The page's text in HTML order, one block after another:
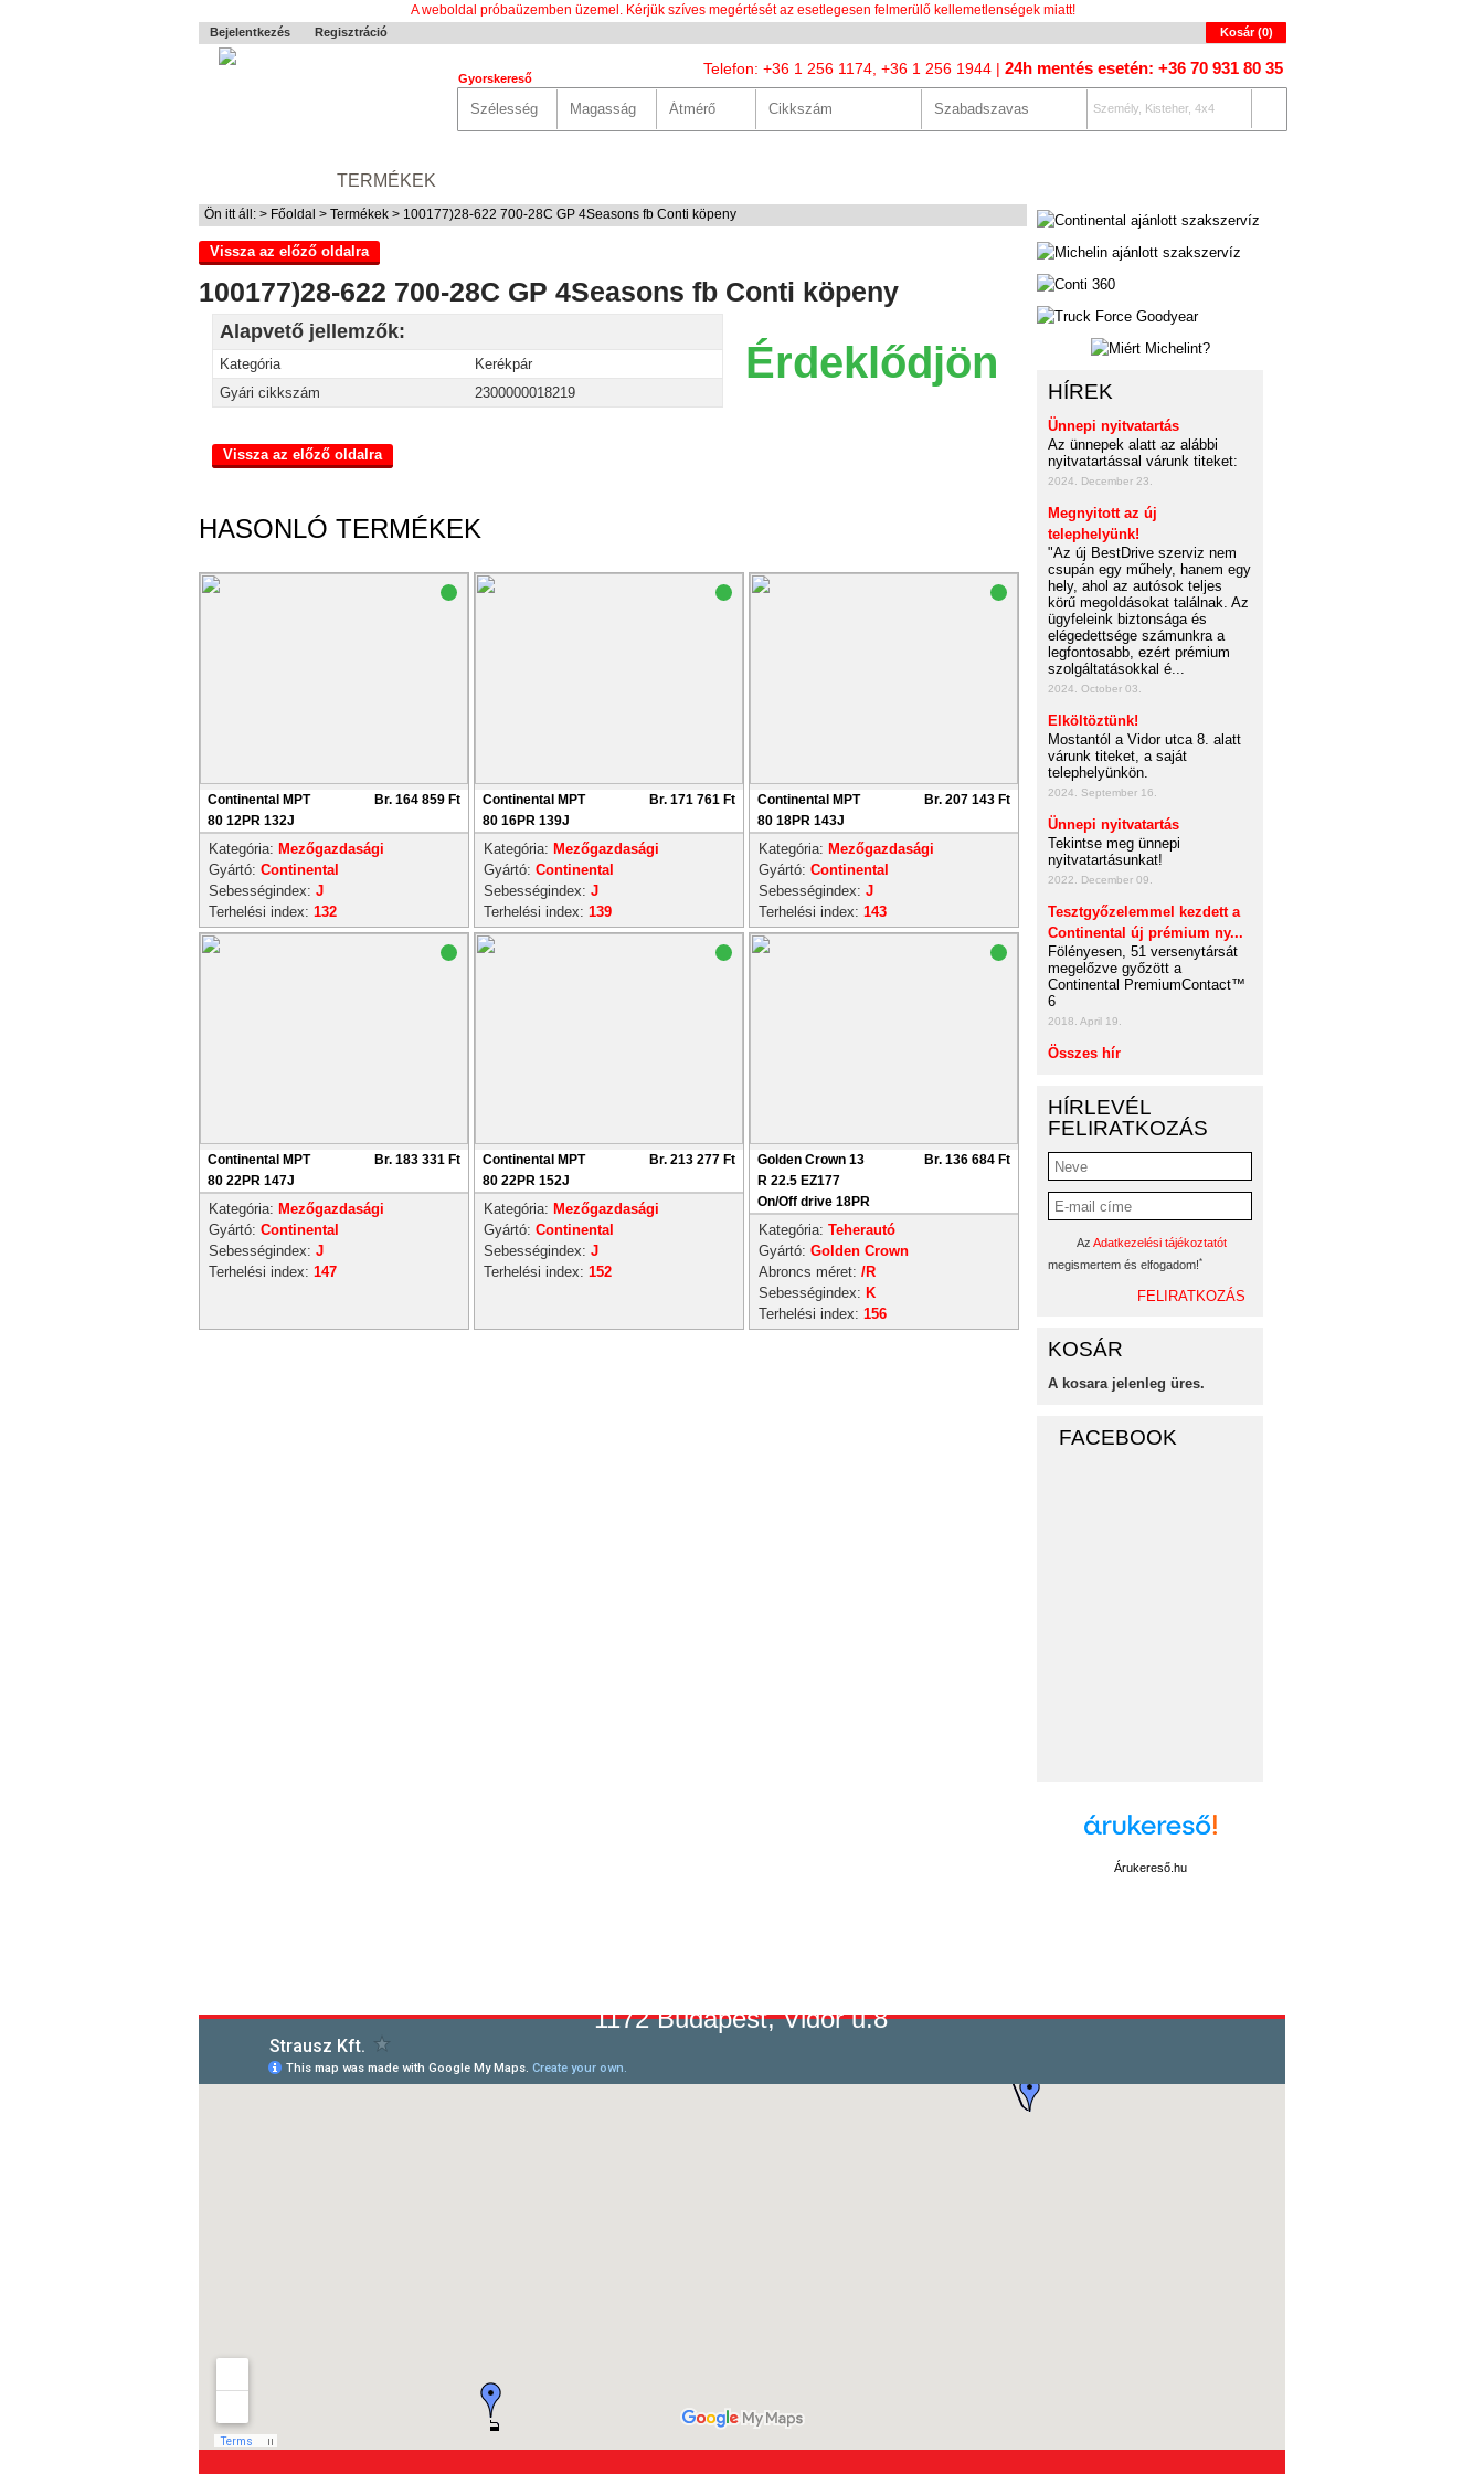
A weboldal próbaüzemben üzemel. Kérjük szíves megértését az esetlegesen felmerülő kellemetlenségek miatt!
Bejelentkezés Regisztráció Kosár (0)
Telefon: +36 1 256 1174, +36 1 256 1944 | 24h mentés esetén: +36 70 931 80 35
Gyorskereső
Személy, Kisteher, 4x4
TERMÉKEK
Ön itt áll: > Főoldal > Termékek > 100177)28-622 700-28C GP 4Seasons fb Conti köpeny
Vissza az előző oldalra
100177)28-622 700-28C GP 4Seasons fb Conti köpeny
Alapvető jellemzők:
Kategória
Kerékpár
Gyári cikkszám
2300000018219
Vissza az előző oldalra
Érdeklődjön
HASONLÓ TERMÉKEK
Continental MPT
80 12PR 132J
Br. 164 859 Ft
Kategória: Mezőgazdasági
Gyártó: Continental
Sebességindex: J
Terhelési index: 132
Continental MPT
80 16PR 139J
Br. 171 761 Ft
Kategória: Mezőgazdasági
Gyártó: Continental
Sebességindex: J
Terhelési index: 139
Continental MPT
80 18PR 143J
Br. 207 143 Ft
Kategória: Mezőgazdasági
Gyártó: Continental
Sebességindex: J
Terhelési index: 143
Continental MPT
80 22PR 147J
Br. 183 331 Ft
Kategória: Mezőgazdasági
Gyártó: Continental
Sebességindex: J
Terhelési index: 147
Continental MPT
80 22PR 152J
Br. 213 277 Ft
Kategória: Mezőgazdasági
Gyártó: Continental
Sebességindex: J
Terhelési index: 152
Golden Crown 13
R 22.5 EZ177
On/Off drive 18PR
Br. 136 684 Ft
Kategória: Teherautó
Gyártó: Golden Crown
Abroncs méret: /R
Sebességindex: K
Terhelési index: 156
HÍREK
Ünnepi nyitvatartás
Az ünnepek alatt az alábbi
nyitvatartással várunk titeket:
2024. December 23.
Megnyitott az új
telephelyünk!
"Az új BestDrive szerviz nem
csupán egy műhely, hanem egy
hely, ahol az autósok teljes
körű megoldásokat találnak. Az
ügyfeleink biztonsága és
elégedettsége számunkra a
legfontosabb, ezért prémium
szolgáltatásokkal é...
2024. October 03.
Elköltöztünk!
Mostantól a Vidor utca 8. alatt
várunk titeket, a saját
telephelyünkön.
2024. September 16.
Ünnepi nyitvatartás
Tekintse meg ünnepi
nyitvatartásunkat!
2022. December 09.
Tesztgyőzelemmel kezdett a
Continental új prémium ny...
Fölényesen, 51 versenytársát
megelőzve győzött a
Continental PremiumContact™
6
2018. April 19.
Összes hír
HÍRLEVÉL
FELIRATKOZÁS
Az Adatkezelési tájékoztatót
megismertem és elfogadom!*
KOSÁR
A kosara jelenleg üres.
FACEBOOK
Árukereső.hu
1172 Budapest, Vidor u.8